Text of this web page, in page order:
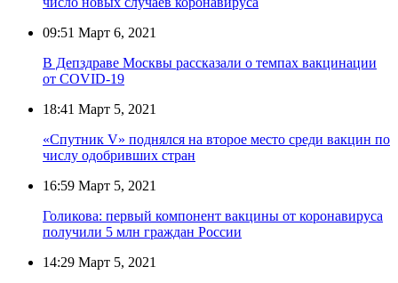
09:51 Март 6, 2021
В Депздраве Москвы рассказали о темпах вакцинации
от COVID-19
18:41 Март 5, 2021
«Спутник V» поднялся на второе место среди вакцин по
числу одобривших стран
16:59 Март 5, 2021
Голикова: первый компонент вакцины от коронавируса
получили 5 млн граждан России
14:29 Март 5, 2021